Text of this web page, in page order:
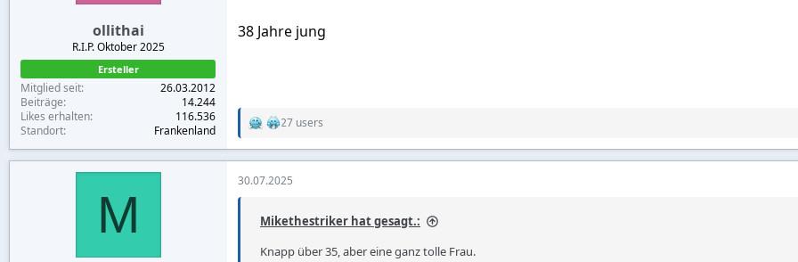
ollithai
R.I.P. Oktober 2025
Ersteller
Mitglied seit
26.03.2012
Beiträge
14.244
Likes erhalten
116.536
Standort
Frankenland
38 Jahre jung
R
a
t
27 users
M
30.07.2025
Mikethestriker hat gesagt.:
Knapp über 35, aber eine ganz tolle Frau.